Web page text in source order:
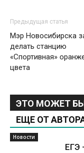
Предыдущая статья
Мэр Новосибирска
делать станцию
«Спортивная»
цвета
ЭТО МОЖЕТ
ЕЩЕ ОТ
Новости
ЕГЭ